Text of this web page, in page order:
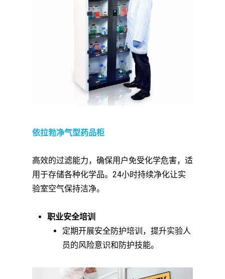
依拉勃净气型药品柜
高效的过滤能力，确保用户免受化学危害，适
用于存储各种化学品。24小时持续净化让实
验室空气保持洁净。
职业安全培训
定期开展安全防护培训，提升实验人
员的风险意识和防护技能。